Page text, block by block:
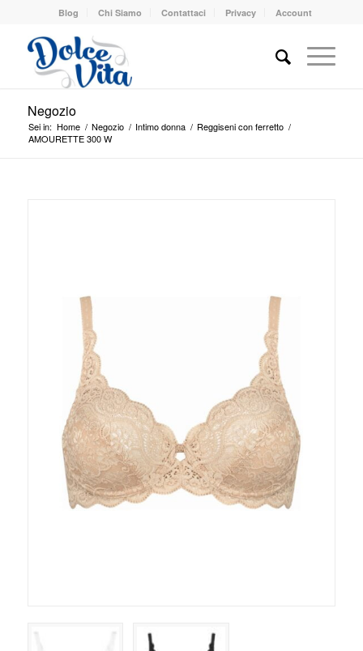
Blog Chi Siamo Contattaci Privacy Account
Negozio
Sei in: Home / Negozio / Intimo donna / Reggiseni con ferretto /
AMOURETTE 300 W